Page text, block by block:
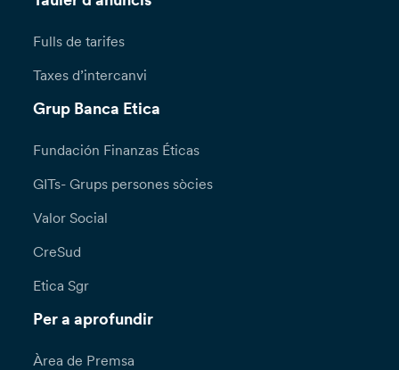
Fulls de tarifes
Taxes d’intercanvi
Grup Banca Etica
Fundación Finanzas Éticas
GITs- Grups persones sòcies
Valor Social
CreSud
Etica Sgr
Per a aprofundir
Àrea de Premsa